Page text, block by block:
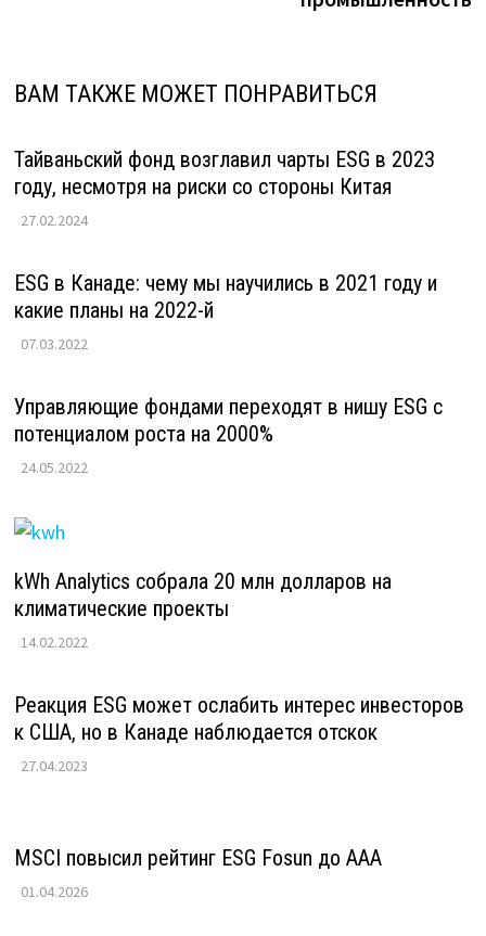
ВАМ ТАКЖЕ МОЖЕТ ПОНРАВИТЬСЯ
Тайваньский фонд возглавил чарты ESG в 2023
году, несмотря на риски со стороны Китая
27.02.2024
ESG в Канаде: чему мы научились в 2021 году и
какие планы на 2022-й
07.03.2022
Управляющие фондами переходят в нишу ESG с
потенциалом роста на 2000%
24.05.2022
kWh Analytics собрала 20 млн долларов на
климатические проекты
14.02.2022
Реакция ESG может ослабить интерес инвесторов
к США, но в Канаде наблюдается отскок
27.04.2023
MSCI повысил рейтинг ESG Fosun до AAA
01.04.2026